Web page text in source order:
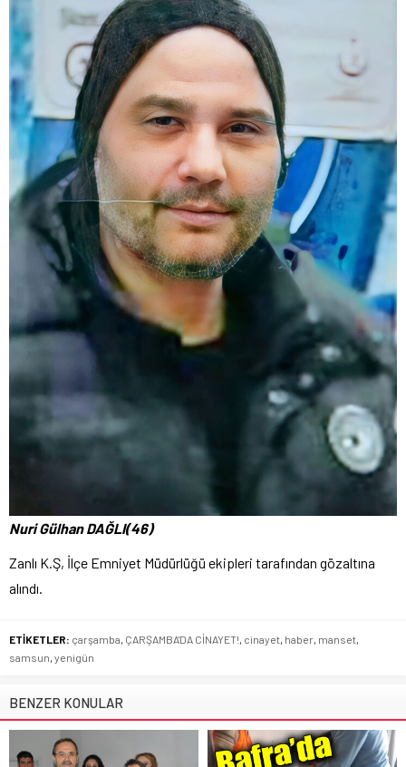
Nuri Gülhan DAĞLI(46)
Zanlı K.Ş, İlçe Emniyet Müdürlüğü ekipleri tarafından gözaltına
alındı.
ETİKETLER: çarşamba, ÇARŞAMBA'DA CİNAYET!, cinayet, haber, manset,
samsun, yenigün
BENZER KONULAR